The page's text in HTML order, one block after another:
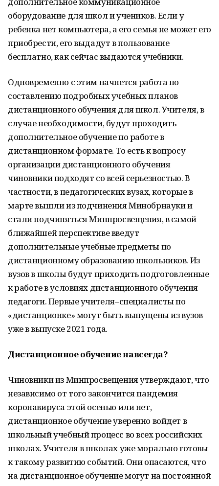
оборудование для школ и учеников. Если у
ребенка нет компьютера, а его семья не может его
приобрести, его выдадут в пользование
бесплатно, как сейчас выдаются учебники.
Одновременно с этим начнется работа по
составлению подробных учебных планов
дистанционного обучения для школ. Учителя, в
случае необходимости, будут проходить
дополнительное обучение по работе в
дистанционном формате. То есть к вопросу
организации дистанционного обучения
чиновники подходят со всей серьезностью. В
частности, в педагогических вузах, которые в
марте вышли из подчинения Минобрнауки и
стали подчиняться Минпросвещения, в самой
ближайшей перспективе введут
дополнительные учебные предметы по
дистанционному образованию школьников. Из
вузов в школы будут приходить подготовленные
к работе в условиях дистанционного обучения
педагоги. Первые учителя–специалисты по
«дистанционке» могут быть выпущены из вузов
уже в выпуске 2021 года.
Дистанционное обучение навсегда?
Чиновники из Минпросвещения утверждают, что
независимо от того закончится пандемия
коронавируса этой осенью или нет,
дистанционное обучение уверенно войдет в
школьный учебный процесс во всех российских
школах. Учителя в школах уже морально готовы
к такому развитию событий. Они опасаются, что
на дистанционное обучение могут на постоянной